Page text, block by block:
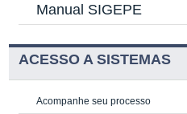
Manual SIGEPE
ACESSO A SISTEMAS
Acompanhe seu processo